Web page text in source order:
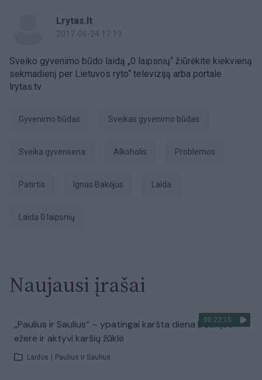
Lrytas.lt
2017-06-24 17:19
Sveiko gyvenimo būdo laidą „0 laipsnių“ žiūrėkite kiekvieną
sekmadienį per Lietuvos ryto“ televiziją arba portale
lrytas.tv
gyvenimo būdas Sveikas gyvenimo būdas
Sveika gyvensena Alkoholis problemos
patirtis Ignas Bakėjus laida
Laida 0 laipsnių
Naujausi įrašai
00:22:15
„Paulius ir Saulius“ – ypatingai karšta diena Dzūkijos
ežere ir aktyvi karšių žūklė
Laidos Paulius ir Saulius